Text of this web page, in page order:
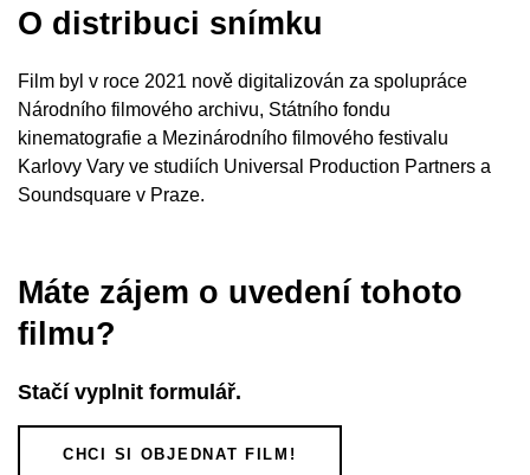
O distribuci snímku
Film byl v roce 2021 nově digitalizován za spolupráce
Národního filmového archivu, Státního fondu
kinematografie a Mezinárodního filmového festivalu
Karlovy Vary ve studiích Universal Production Partners a
Soundsquare v Praze.
Máte zájem o uvedení tohoto
filmu?
Stačí vyplnit formulář.
CHCI SI OBJEDNAT FILM!